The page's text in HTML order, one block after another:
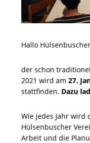
Hallo
der schon
2021 wird am 27.
stattfinden. Dazu
Wie jedes Jahr wird
Hülsenbuscher
Arbeit und die